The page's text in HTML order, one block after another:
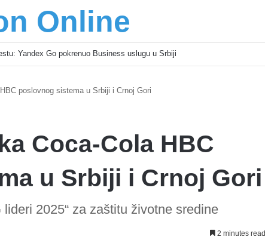
Online
Yandex Go pokrenuo Business uslugu u Srbiji
poslovnog sistema u Srbiji i Crnoj Gori
Coca-Cola HBC
u Srbiji i Crnoj Gori
2025“ za zaštitu životne sredine
2 minutes read